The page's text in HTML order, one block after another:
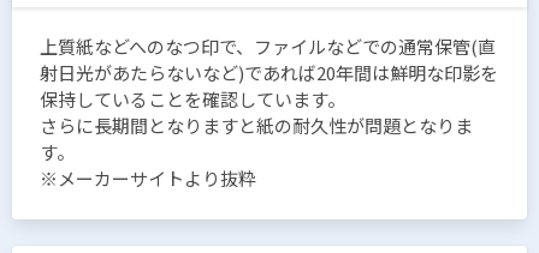
上質紙などへのなつ印で、ファイルなどでの通常保管(直
射日光があたらないなど)であれば20年間は鮮明な印影を
保持していることを確認しています。
さらに長期間となりますと紙の耐久性が問題となりま
す。
※メーカーサイトより抜粋